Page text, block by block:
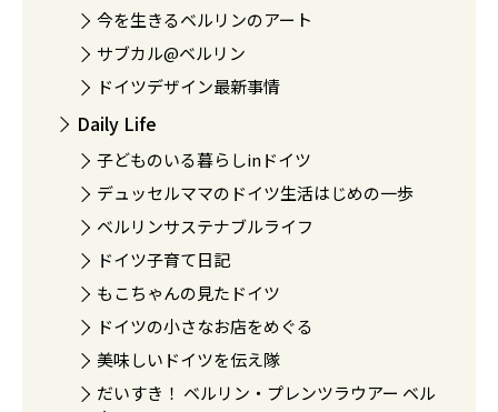
今を生きるベルリンのアート
サブカル@ベルリン
ドイツデザイン最新事情
Daily Life
子どものいる暮らしinドイツ
デュッセルママのドイツ生活はじめの一歩
ベルリンサステナブルライフ
ドイツ子育て日記
もこちゃんの見たドイツ
ドイツの小さなお店をめぐる
美味しいドイツを伝え隊
だいすき！ ベルリン・プレンツラウアー ベル